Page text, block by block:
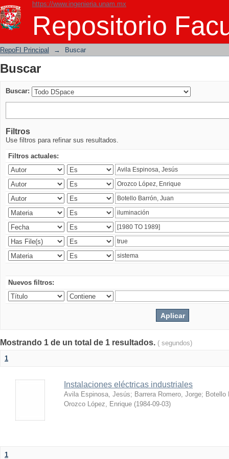
https://www.ingenieria.unam.mx
Repositorio
Buscar
RepoFI Principal → Buscar
Buscar
Buscar:
Filtros
Use filtros para refinar sus resultados.
Filtros actuales:
Nuevos filtros:
Mostrando 1 de un total de 1 resultados. ( segundos)
1
Instalaciones eléctricas industriales
Avila Espinosa, Jesús; Barrera Romero, Jorge; Botello
Orozco López, Enrique (1984-09-03)
1